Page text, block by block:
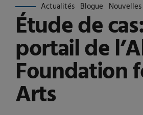
Actualités Blogue Nouvelles
Étude de
portail de
Foundation
Arts